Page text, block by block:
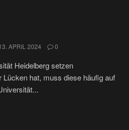
APRIL 2024 0
Heidelberg setzen
hat, muss diese häufig auf